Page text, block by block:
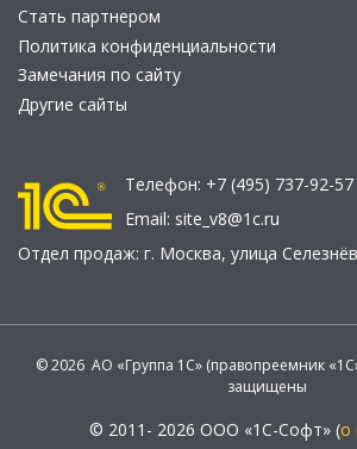
Стать партнером
Политика конфиденциальности
Замечания по сайту
Другие сайты
Телефон: +7 (495) 737-92-57
Email: site_v8@1c.ru
Отдел продаж: г. Москва, улица
© 2026 АО «Группа 1С» (правопреемник
защищены
© 2011- 2026 ООО «1С-Софт» (о